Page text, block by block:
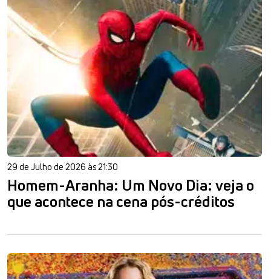
29 de Julho de 2026 às 21:30
Homem-Aranha: Um Novo Dia: veja o
que acontece na cena pós-créditos